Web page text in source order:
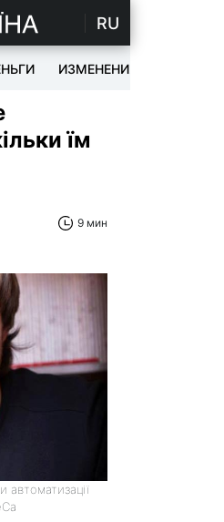
RU
ИЗМЕНЕНИЯ
їм
9 мин